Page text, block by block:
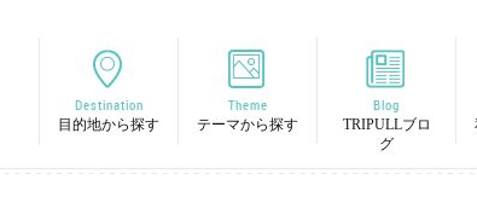
Destination
目的地から探す
Theme
テーマから探す
Blog
TRIPULLブロ
グ